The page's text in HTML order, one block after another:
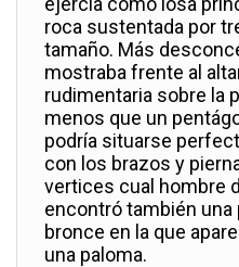
roca sustentada por
tamaño. Más
mostraba frente al
rudimentaria sobre la
menos que un
podría situarse
con los brazos y
vertices cual hombre
encontró también una
bronce en la que
una paloma.